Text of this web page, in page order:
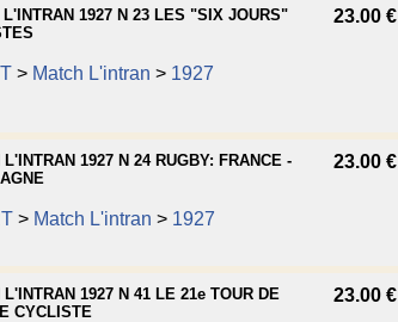
L'INTRAN 1927 N 23 LES "SIX JOURS"
> Match L'intran > 1927
23.00 €
L'INTRAN 1927 N 24 RUGBY: FRANCE -
> Match L'intran > 1927
23.00 €
L'INTRAN 1927 N 41 LE 21e TOUR DE
CYCLISTE
23.00 €